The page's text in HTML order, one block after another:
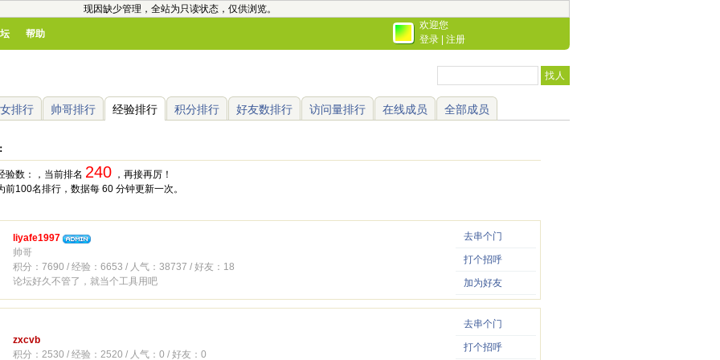
现因缺少管理，全站为只读状态，仅供浏览。
帮助
欢迎您
登录
注册
排行 帅哥排行 经验排行 积分排行 好友数排行 访问量排行 在线成员 全部成员
验数：，当前排名 240 ，再接再厉！
前100名排行，数据每 60 分钟更新一次。
liyafe1997
帅哥
积分：7690 / 经验：6653 / 人气：38737 / 好友：18
论坛好久不管了，就当个工具用吧
去串个门
打个招呼
加为好友
zxcvb
积分：2530 / 经验：2520 / 人气：0 / 好友：0
去串个门
打个招呼